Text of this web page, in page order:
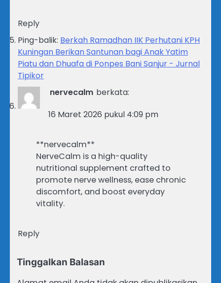
Reply
Ping-balik: Berkah Ramadhan IIK Perhutani KPH
Kuningan Berikan Santunan bagi Anak Yatim
Piatu dan Dhuafa di Ponpes Bani Sanjur - Jurnal
Tipikor
nervecalm berkata:
16 Maret 2026 pukul 4:09 pm
**nervecalm**
NerveCalm is a high-quality
nutritional supplement crafted to
promote nerve wellness, ease chronic
discomfort, and boost everyday
vitality.
Reply
Tinggalkan Balasan